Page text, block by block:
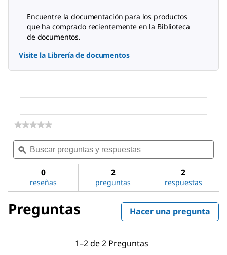
Encuentre la documentación para los productos
que ha comprado recientemente en la Biblioteca
de documentos.
Visite la Librería de documentos
★★★★★
★★★★★
hay
valoraciones
de
sulfoxide
Buscar
preguntas
y
respuestas
ϙ
0
reseñas
2
preguntas
2
respuestas
Preguntas Hacer una pregunta
1–2 de 2 Preguntas